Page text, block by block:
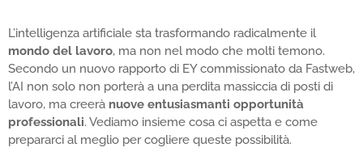
L’intelligenza artificiale sta trasformando radicalmente il
mondo del lavoro, ma non nel modo che molti temono.
Secondo un nuovo rapporto di EY commissionato da Fastweb,
l’AI non solo non porterà a una perdita massiccia di posti di
lavoro, ma creerà nuove entusiasmanti opportunità
professionali. Vediamo insieme cosa ci aspetta e come
prepararci al meglio per cogliere queste possibilità.